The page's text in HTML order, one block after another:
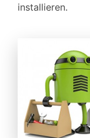
installieren.